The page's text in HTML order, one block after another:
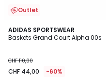
Outlet
ADIDAS SPORTSWEAR
Baskets Grand Court Alpha 00s
CHF 110,00
CHF 44,00 -60%
4,9
/ 5